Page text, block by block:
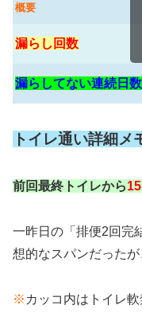
概要
漏らし回数
漏らしてない連続日数
トイレ通い詳細メ
前回最終トイレから
一昨日の「排便2回完
想的なスパンだったが
※ カッコ内はトイレ軟